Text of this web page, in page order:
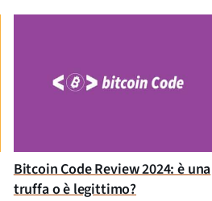
Bitcoin Code Review 2024: è una
truffa o è legittimo?